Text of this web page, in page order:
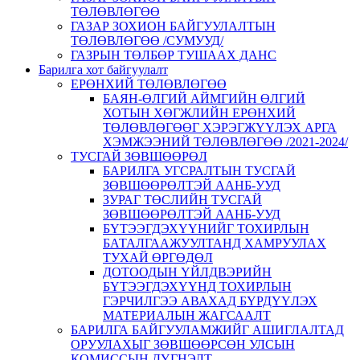
ТӨЛӨВЛӨГӨӨ
ГАЗАР ЗОХИОН БАЙГУУЛАЛТЫН
ТӨЛӨВЛӨГӨӨ /СУМУУД/
ГАЗРЫН ТӨЛБӨР ТУШААХ ДАНС
Барилга хот байгуулалт
ЕРӨНХИЙ ТӨЛӨВЛӨГӨӨ
БАЯН-ӨЛГИЙ АЙМГИЙН ӨЛГИЙ
ХОТЫН ХӨГЖЛИЙН ЕРӨНХИЙ
ТӨЛӨВЛӨГӨӨГ ХЭРЭГЖҮҮЛЭХ АРГА
ХЭМЖЭЭНИЙ ТӨЛӨВЛӨГӨӨ /2021-2024/
ТУСГАЙ ЗӨВШӨӨРӨЛ
БАРИЛГА УГСРАЛТЫН ТУСГАЙ
ЗӨВШӨӨРӨЛТЭЙ ААНБ-УУД
ЗУРАГ ТӨСЛИЙН ТУСГАЙ
ЗӨВШӨӨРӨЛТЭЙ ААНБ-УУД
БҮТЭЭГДЭХҮҮНИЙГ ТОХИРЛЫН
БАТАЛГААЖУУЛТАНД ХАМРУУЛАХ
ТУХАЙ ӨРГӨДӨЛ
ДОТООДЫН ҮЙЛДВЭРИЙН
БҮТЭЭГДЭХҮҮНД ТОХИРЛЫН
ГЭРЧИЛГЭЭ АВАХАД БҮРДҮҮЛЭХ
МАТЕРИАЛЫН ЖАГСААЛТ
БАРИЛГА БАЙГУУЛАМЖИЙГ АШИГЛАЛТАД
ОРУУЛАХЫГ ЗӨВШӨӨРСӨН УЛСЫН